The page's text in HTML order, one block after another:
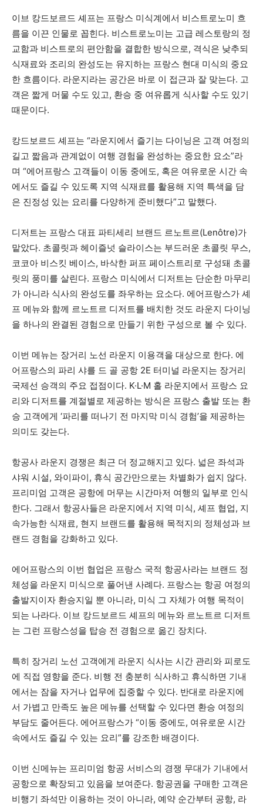
이브 캉드보르드 셰프는 프랑스 미식계에서 비스트로노미 흐
름을 이끈 인물로 꼽힌다. 비스트로노미는 고급 레스토랑의 정
교함과 비스트로의 편안함을 결합한 방식으로, 격식은 낮추되
식재료와 조리의 완성도는 유지하는 프랑스 현대 미식의 중요
한 흐름이다. 라운지라는 공간은 바로 이 접근과 잘 맞는다. 고
객은 짧게 머물 수도 있고, 환승 중 여유롭게 식사할 수도 있기
때문이다.
캉드보르드 셰프는 “라운지에서 즐기는 다이닝은 고객 여정의
길고 짧음과 관계없이 여행 경험을 완성하는 중요한 요소”라
며 “에어프랑스 고객들이 이동 중에도, 혹은 여유로운 시간 속
에서도 즐길 수 있도록 지역 식재료를 활용해 지역 특색을 담
은 진정성 있는 요리를 다양하게 준비했다”고 말했다.
디저트는 프랑스 대표 파티세리 브랜드 르노트르(Lenôtre)가
맡았다. 초콜릿과 헤이즐넛 슬라이스는 부드러운 초콜릿 무스,
코코아 비스킷 베이스, 바삭한 퍼프 페이스트리로 구성돼 초콜
릿의 풍미를 살린다. 프랑스 미식에서 디저트는 단순한 마무리
가 아니라 식사의 완성도를 좌우하는 요소다. 에어프랑스가 셰
프 메뉴와 함께 르노트르 디저트를 배치한 것도 라운지 다이닝
을 하나의 완결된 경험으로 만들기 위한 구성으로 볼 수 있다.
이번 메뉴는 장거리 노선 라운지 이용객을 대상으로 한다. 에
어프랑스의 파리 샤를 드 골 공항 2E 터미널 라운지는 장거리
국제선 승객의 주요 접점이다. K·L·M 홀 라운지에서 프랑스 요
리와 디저트를 계절별로 제공하는 방식은 프랑스 출발 또는 환
승 고객에게 ‘파리를 떠나기 전 마지막 미식 경험’을 제공하는
의미도 갖는다.
항공사 라운지 경쟁은 최근 더 정교해지고 있다. 넓은 좌석과
샤워 시설, 와이파이, 휴식 공간만으로는 차별화가 쉽지 않다.
프리미엄 고객은 공항에 머무는 시간마저 여행의 일부로 인식
한다. 그래서 항공사들은 라운지에서 지역 미식, 셰프 협업, 지
속가능한 식재료, 현지 브랜드를 활용해 목적지의 정체성과 브
랜드 경험을 강화하고 있다.
에어프랑스의 이번 협업은 프랑스 국적 항공사라는 브랜드 정
체성을 라운지 미식으로 풀어낸 사례다. 프랑스는 항공 여정의
출발지이자 환승지일 뿐 아니라, 미식 그 자체가 여행 목적이
되는 나라다. 이브 캉드보르드 셰프의 메뉴와 르노트르 디저트
는 그런 프랑스성을 탑승 전 경험으로 옮긴 장치다.
특히 장거리 노선 고객에게 라운지 식사는 시간 관리와 피로도
에 직접 영향을 준다. 비행 전 충분히 식사하고 휴식하면 기내
에서는 잠을 자거나 업무에 집중할 수 있다. 반대로 라운지에
서 가볍고 만족도 높은 메뉴를 선택할 수 있다면 환승 여정의
부담도 줄어든다. 에어프랑스가 “이동 중에도, 여유로운 시간
속에서도 즐길 수 있는 요리”를 강조한 배경이다.
이번 신메뉴는 프리미엄 항공 서비스의 경쟁 무대가 기내에서
공항으로 확장되고 있음을 보여준다. 항공권을 구매한 고객은
비행기 좌석만 이용하는 것이 아니라, 예약 순간부터 공항, 라